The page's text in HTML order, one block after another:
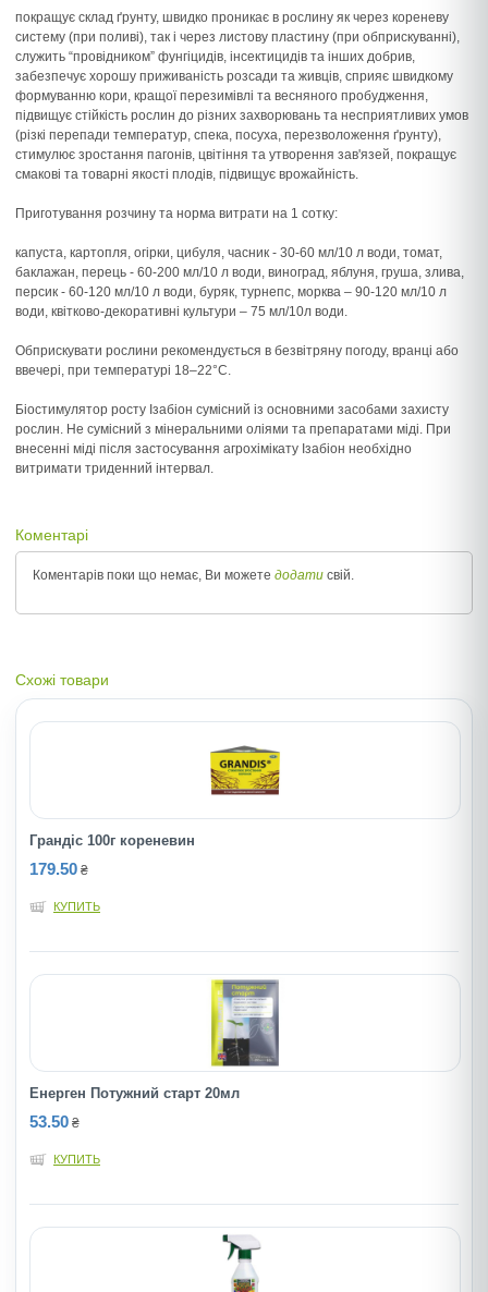
покращує склад ґрунту, швидко проникає в рослину як через кореневу
систему (при поливі), так і через листову пластину (при обприскуванні),
служить “провідником” фунгіцидів, інсектицидів та інших добрив,
забезпечує хорошу приживаність розсади та живців, сприяє швидкому
формуванню кори, кращої перезимівлі та весняного пробудження,
підвищує стійкість рослин до різних захворювань та несприятливих умов
(різкі перепади температур, спека, посуха, перезволоження ґрунту),
стимулює зростання пагонів, цвітіння та утворення зав'язей, покращує
смакові та товарні якості плодів, підвищує врожайність.
Приготування розчину та норма витрати на 1 сотку:
капуста, картопля, огірки, цибуля, часник - 30-60 мл/10 л води, томат,
баклажан, перець - 60-200 мл/10 л води, виноград, яблуня, груша, злива,
персик - 60-120 мл/10 л води, буряк, турнепс, морква – 90-120 мл/10 л
води, квітково-декоративні культури – 75 мл/10л води.
Обприскувати рослини рекомендується в безвітряну погоду, вранці або
ввечері, при температурі 18–22°С.
Біостимулятор росту Ізабіон сумісний із основними засобами захисту
рослин. Не сумісний з мінеральними оліями та препаратами міді. При
внесенні міді після застосування агрохімікату Ізабіон необхідно
витримати триденний інтервал.
Коментарі
Коментарів поки що немає, Ви можете додати свій.
Схожі товари
Грандіс 100г кореневин
179.50 ₴
КУПИТЬ
Енерген Потужний старт 20мл
53.50 ₴
КУПИТЬ